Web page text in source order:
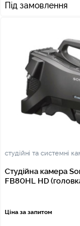
Під замовлення
студійні та системні
Студійна камера
FB80HL HD
Ціна за запитом